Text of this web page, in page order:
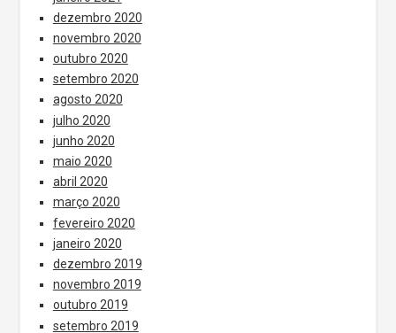
dezembro 2020
novembro 2020
outubro 2020
setembro 2020
agosto 2020
julho 2020
junho 2020
maio 2020
abril 2020
março 2020
fevereiro 2020
janeiro 2020
dezembro 2019
novembro 2019
outubro 2019
setembro 2019